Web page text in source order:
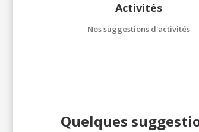
Activités
Nos suggestions d'activités
Quelques